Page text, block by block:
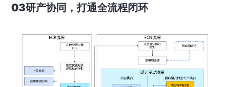
03研产协同，打通全流程闭环